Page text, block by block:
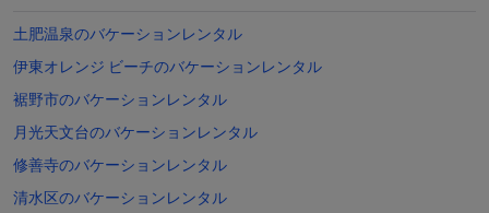
土肥温泉のバケーションレンタル
伊東オレンジ ビーチのバケーションレンタル
裾野市のバケーションレンタル
月光天文台のバケーションレンタル
修善寺のバケーションレンタル
清水区のバケーションレンタル